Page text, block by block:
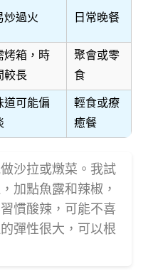
炒過火 日常晚餐
烤箱，時
較長
聚會或零
食
道可能偏
輕食或療
癒餐
沙拉或燉菜。我試
加點魚露和辣椒，
慣酸辣，可能不喜
彈性很大，可以根